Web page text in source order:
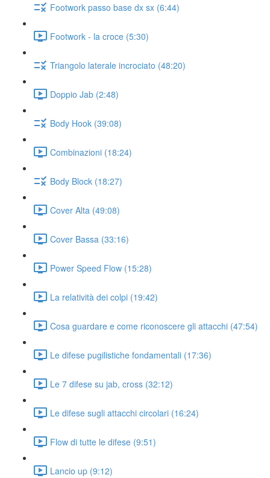
Footwork passo base dx sx (6:44)
Footwork - la croce (5:30)
Triangolo laterale incrociato (48:20)
Doppio Jab (2:48)
Body Hook (39:08)
Combinazioni (18:24)
Body Block (18:27)
Cover Alta (49:08)
Cover Bassa (33:16)
Power Speed Flow (15:28)
La relatività dei colpi (19:42)
Cosa guardare e come riconoscere gli attacchi (47:54)
Le difese pugilistiche fondamentali (17:36)
Le 7 difese su jab, cross (32:12)
Le difese sugli attacchi circolari (16:24)
Flow di tutte le difese (9:51)
Lancio up (9:12)